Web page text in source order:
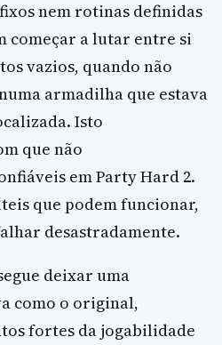
nem rotinas definidas
começar a lutar entre si
vazios, quando não
armadilha que estava
Isto
que não
​​em Party Hard 2.
que podem funcionar,
desastradamente.
deixar uma
como o original,
fortes da jogabilidade